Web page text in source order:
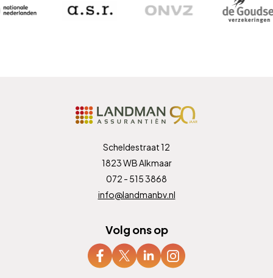
Scheldestraat 12
1823 WB Alkmaar
072 - 515 3868
info@landmanbv.nl
Volg ons op